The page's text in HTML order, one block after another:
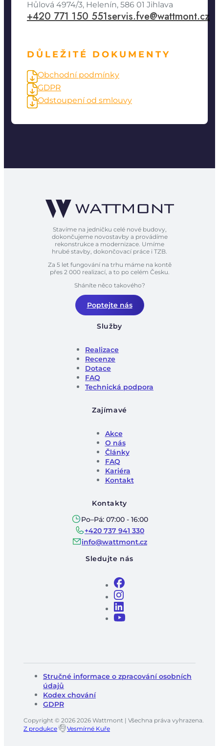
Hůlová 4974/3, Helenín, 586 01 Jihlava
+420 771 150 551servis.fve@wattmont.cz
DŮLEŽITÉ DOKUMENTY
Obchodní podmínky
GDPR
Odstoupení od smlouvy
Stavíme na jedničku celé nové budovy,
dokončujeme novostavby a provádíme
rekonstrukce a modernizace. Umíme
hrubé stavby, dokončovací práce i TZB.
Za 5 let fungování na trhu máme na kontě
přes 2 000 realizací, a to po celém Česku.
Sháníte něco takového?
Poptejte nás
Služby
Realizace
Recenze
Dotace
FAQ
Technická podpora
Zajímavé
Akce
O nás
Články
FAQ
Kariéra
Kontakt
Kontakty
Po–Pá: 07:00 - 16:00
+420 737 941 330
info@wattmont.cz
Sledujte nás
Stručné informace o zpracování osobních
údajů
Kodex chování
GDPR
Copyright © 2026 2026 Wattmont | Všechna práva vyhrazena.
Z produkce
Vesmírné Kuře